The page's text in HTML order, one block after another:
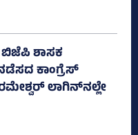
ಶಾಸಕ
ಕಾಂಗ್ರೆಸ್‌
ಲಾಗಿನ್‌ನಲ್ಲೇ